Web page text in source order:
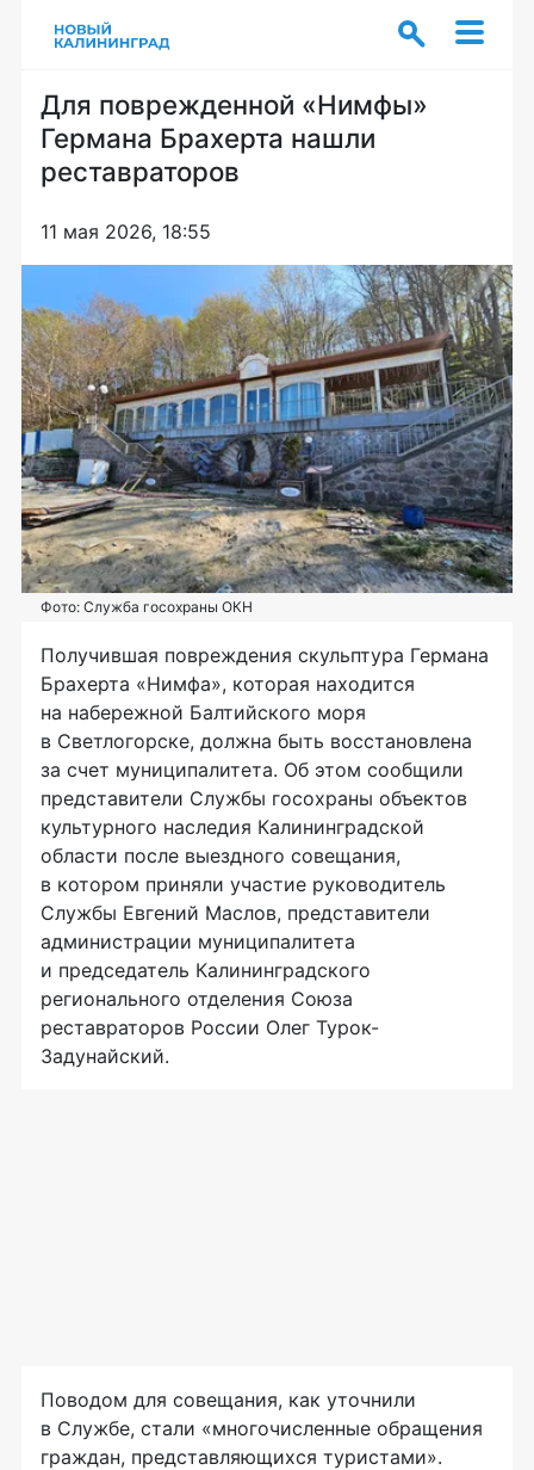
Для поврежденной «Нимфы»
Германа Брахерта нашли
реставраторов
11 мая 2026, 18:55
Фото: Служба госохраны ОКН
Получившая повреждения скульптура Германа
Брахерта «Нимфа», которая находится
на набережной Балтийского моря
в Светлогорске, должна быть восстановлена
за счет муниципалитета. Об этом сообщили
представители Службы госохраны объектов
культурного наследия Калининградской
области после выездного совещания,
в котором приняли участие руководитель
Службы Евгений Маслов, представители
администрации муниципалитета
и председатель Калининградского
регионального отделения Союза
реставраторов России Олег Турок-
Задунайский.
Поводом для совещания, как уточнили
в Службе, стали «многочисленные обращения
граждан, представляющихся туристами».